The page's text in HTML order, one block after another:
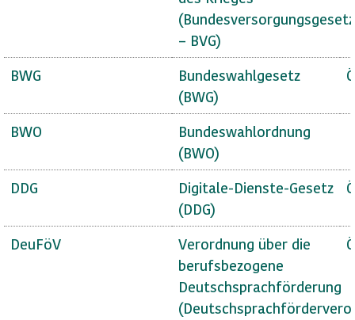
(Bundesversorgungsgesetz
– BVG)
BWG
Bundeswahlgesetz
(BWG)
BWO
Bundeswahlordnung
(BWO)
DDG
Digitale-Dienste-Gesetz
(DDG)
DeuFöV
Verordnung über die
berufsbezogene
Deutschsprachförderung